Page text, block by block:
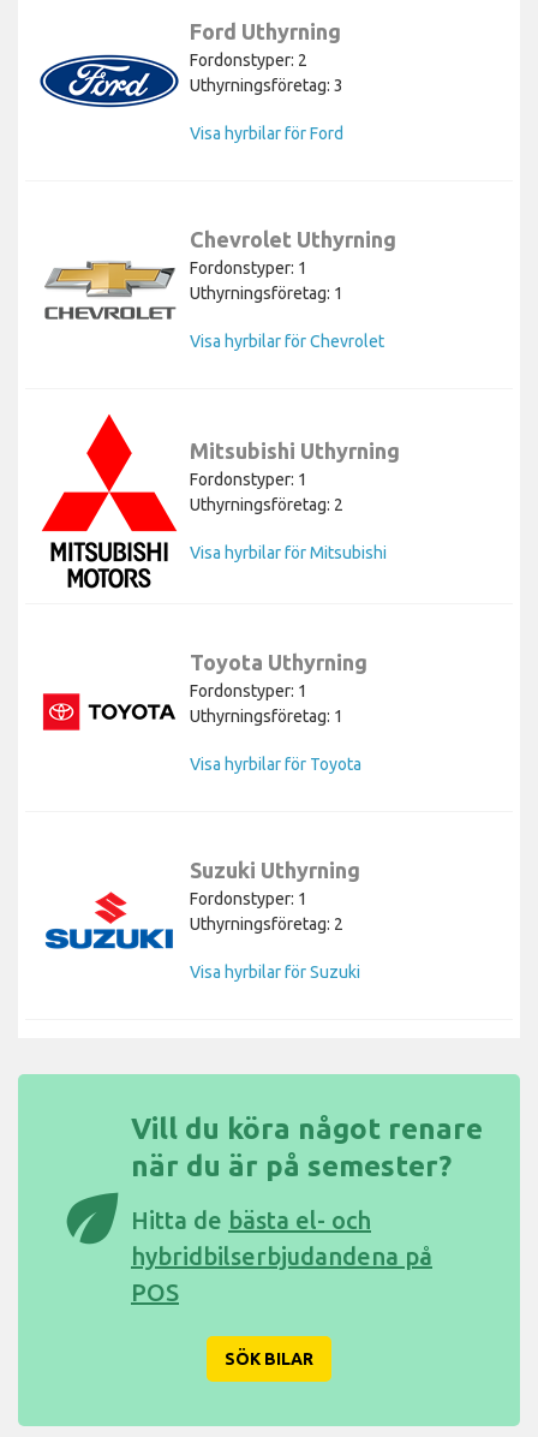
Ford Uthyrning
Fordonstyper: 2
Uthyrningsföretag: 3
Visa hyrbilar för Ford
Chevrolet Uthyrning
Fordonstyper: 1
Uthyrningsföretag: 1
Visa hyrbilar för Chevrolet
Mitsubishi Uthyrning
Fordonstyper: 1
Uthyrningsföretag: 2
Visa hyrbilar för Mitsubishi
Toyota Uthyrning
Fordonstyper: 1
Uthyrningsföretag: 1
Visa hyrbilar för Toyota
Suzuki Uthyrning
Fordonstyper: 1
Uthyrningsföretag: 2
Visa hyrbilar för Suzuki
eco
Vill du köra något renare
när du är på semester?
Hitta de bästa el- och
hybridbilserbjudandena på
POS
SÖK BILAR